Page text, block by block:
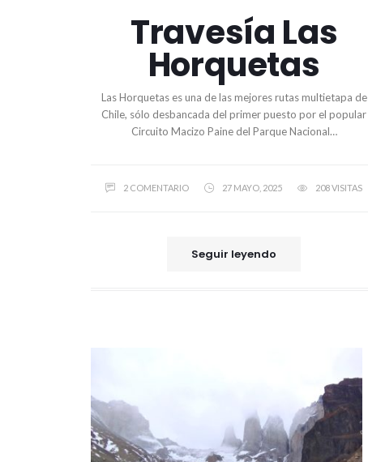
Travesía Las
Horquetas
Las Horquetas es una de las mejores rutas multietapa de
Chile, sólo desbancada del primer puesto por el popular
Circuito Macizo Paine del Parque Nacional…
2 COMENTARIO 27 MAYO, 2025 208 VISITAS
Seguir leyendo